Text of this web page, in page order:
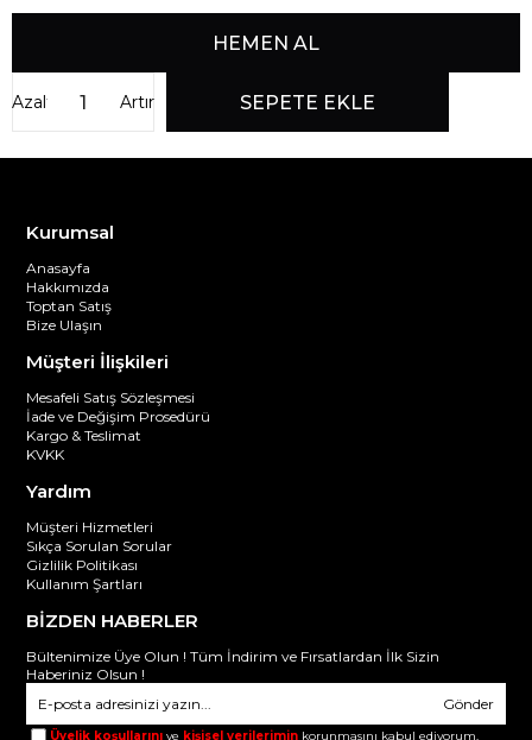
Artır
Azalt
Kurumsal
Anasayfa
Hakkımızda
Toptan Satış
Bize Ulaşın
Müşteri İlişkileri
Mesafeli Satış Sözleşmesi
İade ve Değişim Prosedürü
Kargo & Teslimat
KVKK
Yardım
Müşteri Hizmetleri
Sıkça Sorulan Sorular
Gizlilik Politikası
Kullanım Şartları
BİZDEN HABERLER
Bültenimize Üye Olun ! Tüm İndirim ve Fırsatlardan İlk Sizin
Haberiniz Olsun !
Gönder
Üyelik koşullarını ve kişisel verilerimin korunmasını kabul ediyorum.